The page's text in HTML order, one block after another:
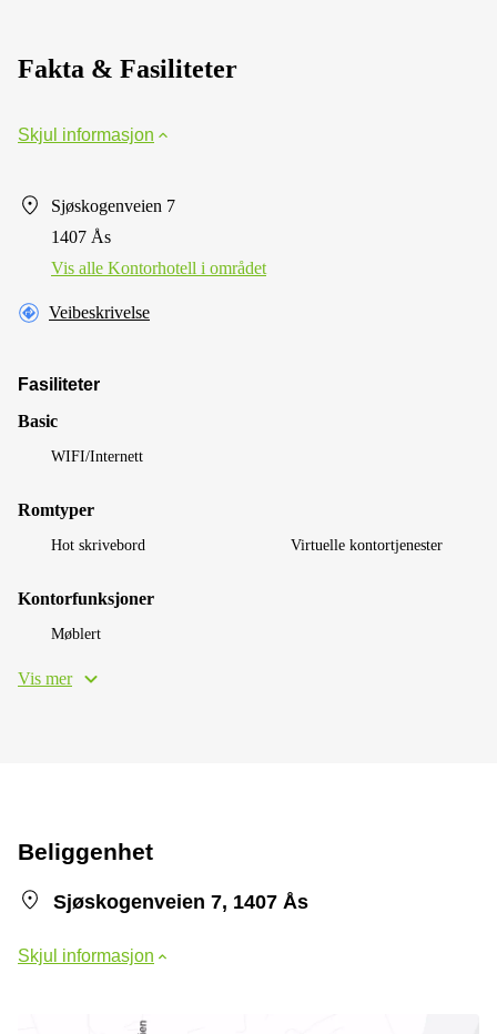
Fakta & Fasiliteter
Skjul informasjon
Sjøskogenveien 7
1407 Ås
Vis alle Kontorhotell i området
Veibeskrivelse
Fasiliteter
Basic
WIFI/Internett
Romtyper
Hot skrivebord Virtuelle kontortjenester
Kontorfunksjoner
Møblert
Vis mer
Beliggenhet
Sjøskogenveien 7, 1407 Ås
Skjul informasjon